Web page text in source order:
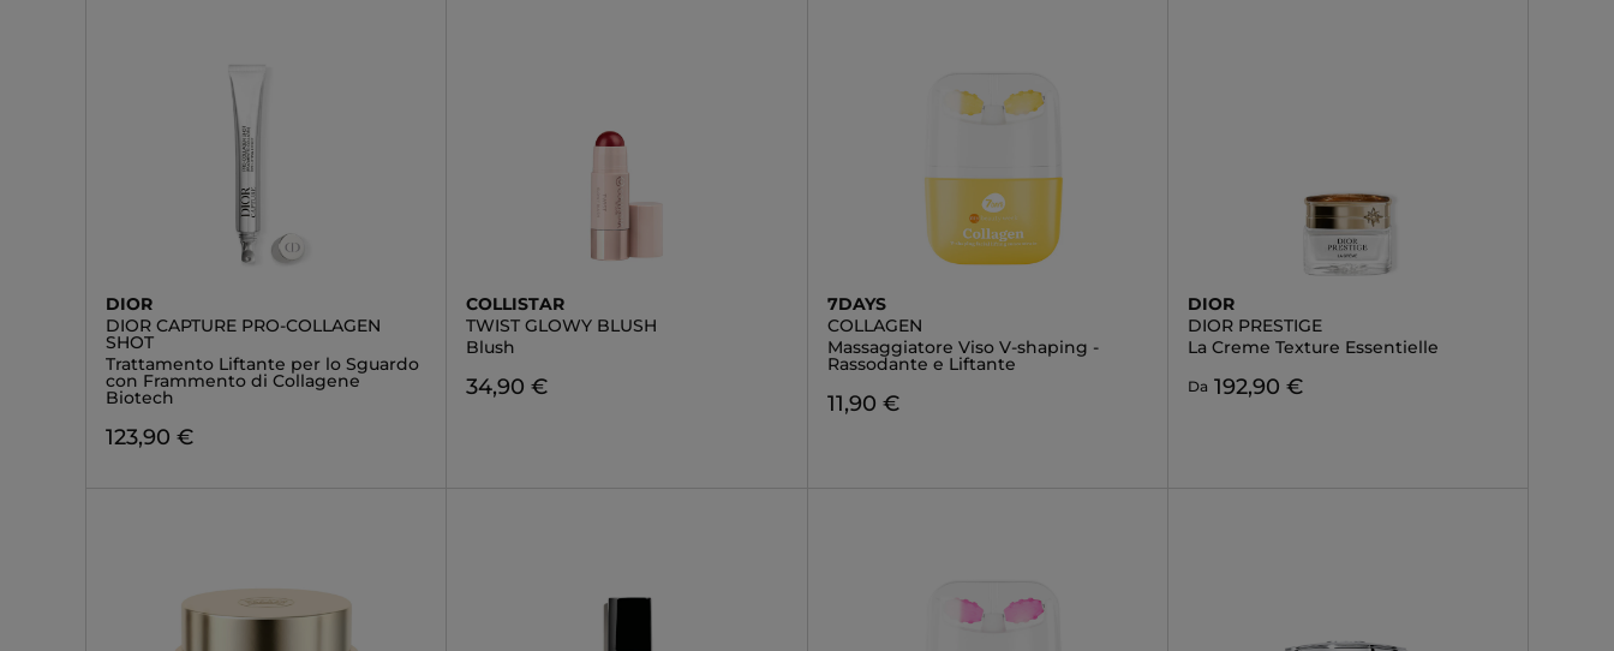
DIOR
DIOR CAPTURE PRO-COLLAGEN
SHOT
Trattamento Liftante per lo Sguardo
con Frammento di Collagene
Biotech
123,90 €
COLLISTAR
TWIST GLOWY BLUSH
Blush
34,90 €
7DAYS
COLLAGEN
Massaggiatore Viso V-shaping -
Rassodante e Liftante
11,90 €
DIOR
DIOR PRESTIGE
La Creme Texture Essentielle
Da 192,90 €